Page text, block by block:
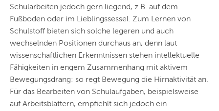
Schularbeiten jedoch gern liegend, z.B. auf dem
Fußboden oder im Lieblingssessel. Zum Lernen von
Schulstoff bieten sich solche legeren und auch
wechselnden Positionen durchaus an, denn laut
wissenschaftlichen Erkenntnissen stehen intellektuelle
Fähigkeiten in engem Zusammenhang mit aktivem
Bewegungsdrang: so regt Bewegung die Hirnaktivität an.
Für das Bearbeiten von Schulaufgaben, beispielsweise
auf Arbeitsblättern, empfiehlt sich jedoch ein